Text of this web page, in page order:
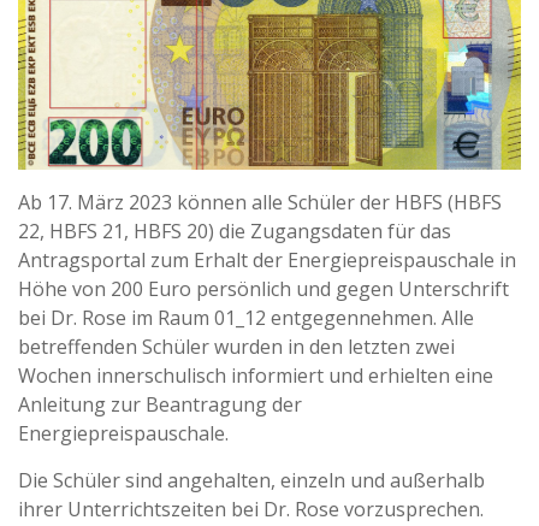
Ab 17. März 2023 können alle Schüler der HBFS (HBFS
22, HBFS 21, HBFS 20) die Zugangsdaten für das
Antragsportal zum Erhalt der Energiepreispauschale in
Höhe von 200 Euro persönlich und gegen Unterschrift
bei Dr. Rose im Raum 01_12 entgegennehmen. Alle
betreffenden Schüler wurden in den letzten zwei
Wochen innerschulisch informiert und erhielten eine
Anleitung zur Beantragung der
Energiepreispauschale.
Die Schüler sind angehalten, einzeln und außerhalb
ihrer Unterrichtszeiten bei Dr. Rose vorzusprechen.